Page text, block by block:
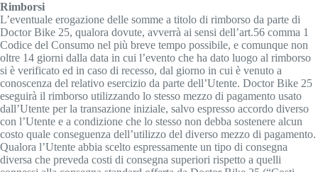
Rimborsi
L’eventuale erogazione delle somme a titolo di rimborso da parte di
Doctor Bike 25, qualora dovute, avverrà ai sensi dell’art.56 comma 1
Codice del Consumo nel più breve tempo possibile, e comunque non
oltre 14 giorni dalla data in cui l’evento che ha dato luogo al rimborso
si è verificato ed in caso di recesso, dal giorno in cui è venuto a
conoscenza del relativo esercizio da parte dell’Utente. Doctor Bike 25
eseguirà il rimborso utilizzando lo stesso mezzo di pagamento usato
dall’Utente per la transazione iniziale, salvo espresso accordo diverso
con l’Utente e a condizione che lo stesso non debba sostenere alcun
costo quale conseguenza dell’utilizzo del diverso mezzo di pagamento.
Qualora l’Utente abbia scelto espressamente un tipo di consegna
diversa che preveda costi di consegna superiori rispetto a quelli